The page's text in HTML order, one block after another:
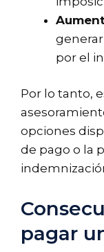
por el
Por lo tanto,
opciones
de pago o la
pagar